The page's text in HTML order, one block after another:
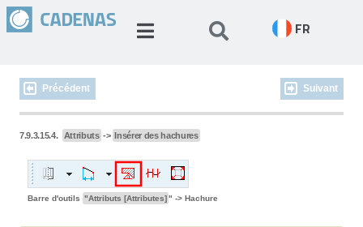
FR
Précédent Suivant
7.9.3.15.4. Attributs -> Insérer des hachures
Barre d'outils "Attributs [Attributes]" -> Hachure